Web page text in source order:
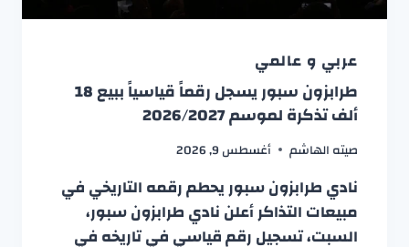
عربي و عالمي
طرابزون سبور يسجل رقماً قياسياً ببيع 18
ألف تذكرة لموسم 2026/2027
صيته الهاشم أغسطس 9, 2026
نادي طرابزون سبور يحطم رقمه التاريخي في
مبيعات التذاكر أعلن نادي طرابزون سبور،
السبت، تسجيل رقم قياسي في تاريخه في